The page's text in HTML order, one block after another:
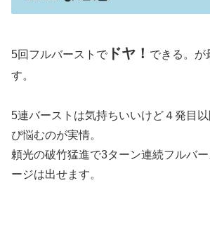
5回フルバーストで ドヤ！ できる。が
す。
5連バーストは気持ちいいけど４発目
び悩むのが実情。
頼光の破竹猛進で3ターン連続フルバ
ージは出せます。